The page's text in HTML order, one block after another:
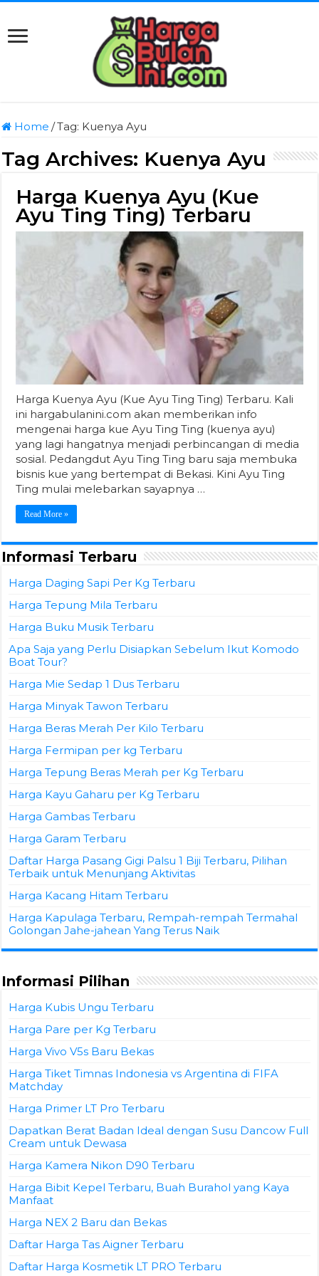
Home /Tag: Kuenya Ayu
Tag Archives: Kuenya Ayu
Harga Kuenya Ayu (Kue
Ayu Ting Ting) Terbaru
Harga Kuenya Ayu (Kue Ayu Ting Ting) Terbaru. Kali
ini hargabulanini.com akan memberikan info
mengenai harga kue Ayu Ting Ting (kuenya ayu)
yang lagi hangatnya menjadi perbincangan di media
sosial. Pedangdut Ayu Ting Ting baru saja membuka
bisnis kue yang bertempat di Bekasi. Kini Ayu Ting
Ting mulai melebarkan sayapnya …
Read More »
Informasi Terbaru
Harga Daging Sapi Per Kg Terbaru
Harga Tepung Mila Terbaru
Harga Buku Musik Terbaru
Apa Saja yang Perlu Disiapkan Sebelum Ikut Komodo
Boat Tour?
Harga Mie Sedap 1 Dus Terbaru
Harga Minyak Tawon Terbaru
Harga Beras Merah Per Kilo Terbaru
Harga Fermipan per kg Terbaru
Harga Tepung Beras Merah per Kg Terbaru
Harga Kayu Gaharu per Kg Terbaru
Harga Gambas Terbaru
Harga Garam Terbaru
Daftar Harga Pasang Gigi Palsu 1 Biji Terbaru, Pilihan
Terbaik untuk Menunjang Aktivitas
Harga Kacang Hitam Terbaru
Harga Kapulaga Terbaru, Rempah-rempah Termahal
Golongan Jahe-jahean Yang Terus Naik
Informasi Pilihan
Harga Kubis Ungu Terbaru
Harga Pare per Kg Terbaru
Harga Vivo V5s Baru Bekas
Harga Tiket Timnas Indonesia vs Argentina di FIFA
Matchday
Harga Primer LT Pro Terbaru
Dapatkan Berat Badan Ideal dengan Susu Dancow Full
Cream untuk Dewasa
Harga Kamera Nikon D90 Terbaru
Harga Bibit Kepel Terbaru, Buah Burahol yang Kaya
Manfaat
Harga NEX 2 Baru dan Bekas
Daftar Harga Tas Aigner Terbaru
Daftar Harga Kosmetik LT PRO Terbaru